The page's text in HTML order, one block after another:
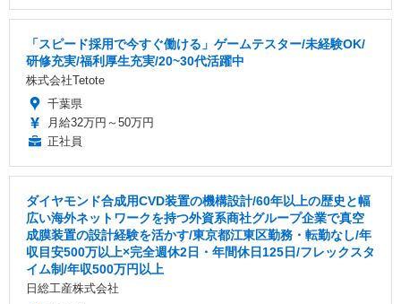
「スピード採用で今すぐ働ける」ゲームテスター/未経験OK/
研修充実/福利厚生充実/20~30代活躍中
株式会社Tetote
千葉県
月給32万円～50万円
正社員
ダイヤモンド合成用CVD装置の機構設計/60年以上の歴史と幅
広い海外ネットワークを持つ外資系商社グループ企業で真空
成膜装置の設計経験を活かす/東京都江東区勤務・転勤なし/年
収目安500万以上×完全週休2日・年間休日125日/フレックスタ
イム制/年収500万円以上
日総工産株式会社